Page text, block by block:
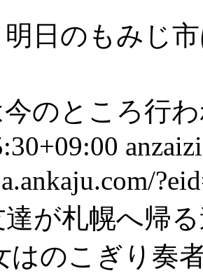
日のもみじ
今のところ行
達が札幌へ帰
はのこぎり奏